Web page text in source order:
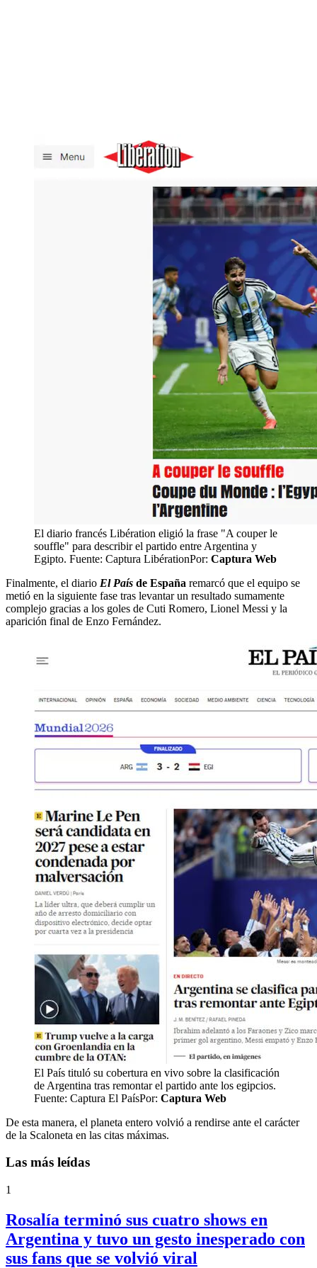
El diario francés Libération eligió la frase "A couper le
souffle" para describir el partido entre Argentina y
Egipto. Fuente: Captura LibérationPor: Captura Web
Finalmente, el diario El País de España remarcó que el equipo se
metió en la siguiente fase tras levantar un resultado sumamente
complejo gracias a los goles de Cuti Romero, Lionel Messi y la
aparición final de Enzo Fernández.
El País tituló su cobertura en vivo sobre la clasificación
de Argentina tras remontar el partido ante los egipcios.
Fuente: Captura El PaísPor: Captura Web
De esta manera, el planeta entero volvió a rendirse ante el carácter
de la Scaloneta en las citas máximas.
Las más leídas
1
Rosalía terminó sus cuatro shows en
Argentina y tuvo un gesto inesperado con
sus fans que se volvió viral